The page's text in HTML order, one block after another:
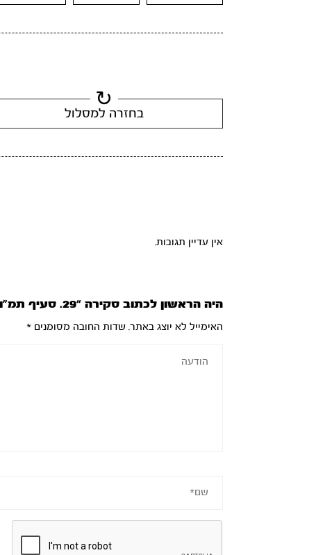
בחזרה למסלול
אין עדיין תגובות.
היה הראשון לכתוב סקירה “29. סעיף תמ”ו”
האימייל לא יוצג באתר. שדות החובה מסומנים*